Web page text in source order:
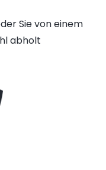
Sie von einem
abholt